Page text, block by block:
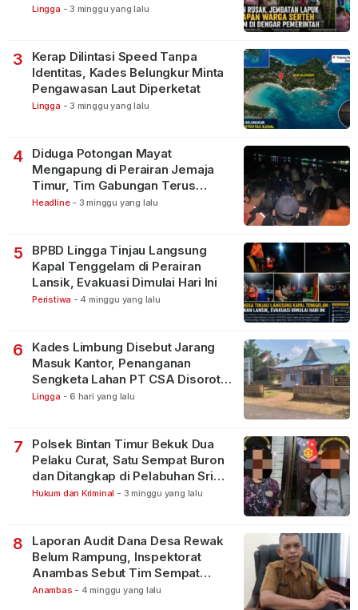
Lingga - 3 minggu yang lalu
3
Kerap Dilintasi Speed Tanpa
Identitas, Kades Belungkur Minta
Pengawasan Laut Diperketat
Lingga - 3 minggu yang lalu
4
Diduga Potongan Mayat
Mengapung di Perairan Jemaja
Timur, Tim Gabungan Terus
Lakukan Pencarian
Headline - 3 minggu yang lalu
5
BPBD Lingga Tinjau Langsung
Kapal Tenggelam di Perairan
Lansik, Evakuasi Dimulai Hari Ini
Peristiwa - 4 minggu yang lalu
6
Kades Limbung Disebut Jarang
Masuk Kantor, Penanganan
Sengketa Lahan PT CSA Disorot
Warga
Lingga - 6 hari yang lalu
7
Polsek Bintan Timur Bekuk Dua
Pelaku Curat, Satu Sempat Buron
dan Ditangkap di Pelabuhan Sri
Bintan Pura
Hukum dan Kriminal - 3 minggu yang lalu
8
Laporan Audit Dana Desa Rewak
Belum Rampung, Inspektorat
Anambas Sebut Tim Sempat
Terbagi Tangani Kasus Lain
Anambas - 4 minggu yang lalu